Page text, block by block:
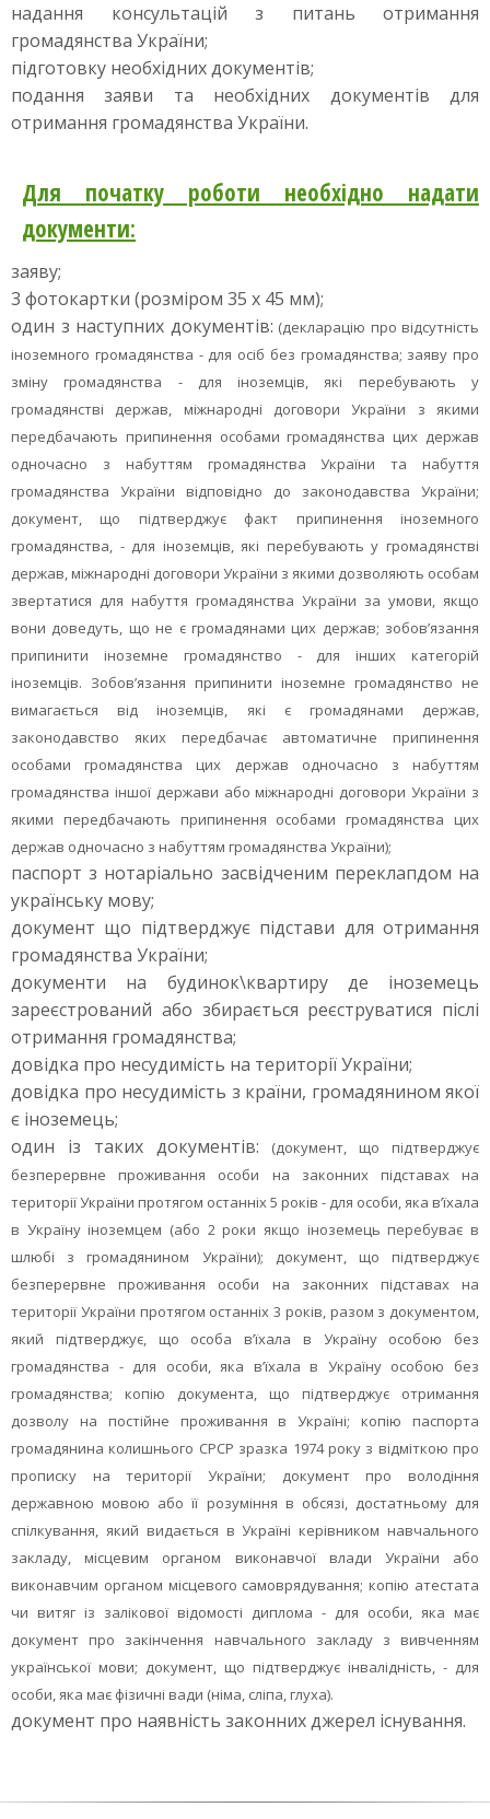
надання консультацій з питань отримання
громадянства України;
підготовку необхідних документів;
подання заяви та необхідних документів для
отримання громадянства України.
Для початку роботи необхідно надати
документи:
заяву;
3 фотокартки (розміром 35 х 45 мм);
один з наступних документів: (декларацію про відсутність
іноземного громадянства - для осіб без громадянства; заяву про
зміну громадянства - для іноземців, які перебувають у
громадянстві держав, міжнародні договори України з якими
передбачають припинення особами громадянства цих держав
одночасно з набуттям громадянства України та набуття
громадянства України відповідно до законодавства України;
документ, що підтверджує факт припинення іноземного
громадянства, - для іноземців, які перебувають у громадянстві
держав, міжнародні договори України з якими дозволяють особам
звертатися для набуття громадянства України за умови, якщо
вони доведуть, що не є громадянами цих держав; зобов’язання
припинити іноземне громадянство - для інших категорій
іноземців. Зобов’язання припинити іноземне громадянство не
вимагається від іноземців, які є громадянами держав,
законодавство яких передбачає автоматичне припинення
особами громадянства цих держав одночасно з набуттям
громадянства іншої держави або міжнародні договори України з
якими передбачають припинення особами громадянства цих
держав одночасно з набуттям громадянства України);
паспорт з нотаріально засвідченим переклапдом на
українську мову;
документ що підтверджує підстави для отримання
громадянства України;
документи на будинок\квартиру де іноземець
зареєстрований або збирається реєструватися післі
отримання громадянства;
довідка про несудимість на території України;
довідка про несудимість з країни, громадянином якої
є іноземець;
один із таких документів: (документ, що підтверджує
безперервне проживання особи на законних підставах на
території України протягом останніх 5 років - для особи, яка в’їхала
в Україну іноземцем (або 2 роки якщо іноземець перебуває в
шлюбі з громадянином України); документ, що підтверджує
безперервне проживання особи на законних підставах на
території України протягом останніх 3 років, разом з документом,
який підтверджує, що особа в’їхала в Україну особою без
громадянства - для особи, яка в’їхала в Україну особою без
громадянства; копію документа, що підтверджує отримання
дозволу на постійне проживання в Україні; копію паспорта
громадянина колишнього СРСР зразка 1974 року з відміткою про
прописку на території України; документ про володіння
державною мовою або її розуміння в обсязі, достатньому для
спілкування, який видається в Україні керівником навчального
закладу, місцевим органом виконавчої влади України або
виконавчим органом місцевого самоврядування; копію атестата
чи витяг із залікової відомості диплома - для особи, яка має
документ про закінчення навчального закладу з вивченням
української мови; документ, що підтверджує інвалідність, - для
особи, яка має фізичні вади (німа, сліпа, глуха).
документ про наявність законних джерел існування.